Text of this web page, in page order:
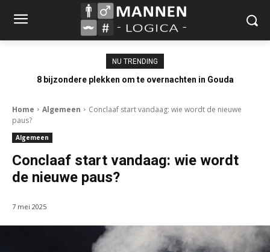
NU TRENDING
8 bijzondere plekken om te overnachten in Gouda
Home Algemeen
Conclaaf start vandaag: wie wordt de nieuwe
paus?
Algemeen
Conclaaf start vandaag: wie wordt
de nieuwe paus?
7 mei 2025